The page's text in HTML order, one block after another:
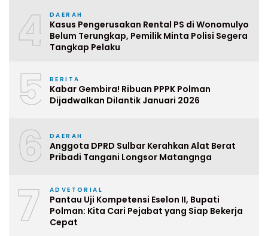
4 DAERAH
Kasus Pengerusakan Rental PS di Wonomulyo
Belum Terungkap, Pemilik Minta Polisi Segera
Tangkap Pelaku
5 BERITA
Kabar Gembira! Ribuan PPPK Polman
Dijadwalkan Dilantik Januari 2026
6 DAERAH
Anggota DPRD Sulbar Kerahkan Alat Berat
Pribadi Tangani Longsor Matangnga
7 ADVETORIAL
Pantau Uji Kompetensi Eselon II, Bupati
Polman: Kita Cari Pejabat yang Siap Bekerja
Cepat